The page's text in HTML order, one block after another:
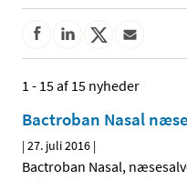
1 - 15 af 15 nyheder
Bactroban Nasal
|27. juli 2016 |
Bactroban Nasal,